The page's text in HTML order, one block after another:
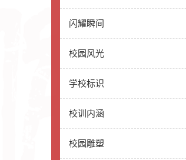
闪耀瞬间
校园风光
学校标识
校训内涵
校园雕塑